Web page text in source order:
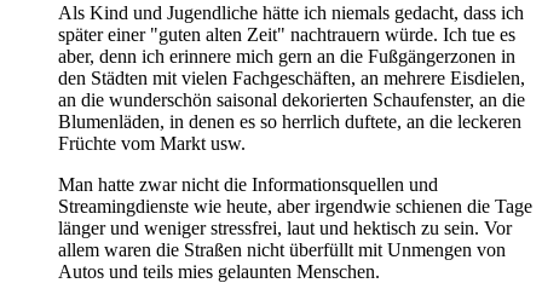
Als Kind und Jugendliche hätte ich niemals gedacht, dass ich
später einer "guten alten Zeit" nachtrauern würde. Ich tue es
aber, denn ich erinnere mich gern an die Fußgängerzonen in
den Städten mit vielen Fachgeschäften, an mehrere Eisdielen,
an die wunderschön saisonal dekorierten Schaufenster, an die
Blumenläden, in denen es so herrlich duftete, an die leckeren
Früchte vom Markt usw.
Man hatte zwar nicht die Informationsquellen und
Streamingdienste wie heute, aber irgendwie schienen die Tage
länger und weniger stressfrei, laut und hektisch zu sein. Vor
allem waren die Straßen nicht überfüllt mit Unmengen von
Autos und teils mies gelaunten Menschen.